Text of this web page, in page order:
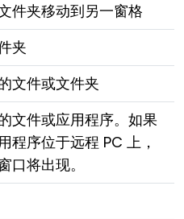
件夹移动到另一窗格
夹
文件或文件夹
文件或应用程序。如果
程序位于远程 PC 上，
口将出现。